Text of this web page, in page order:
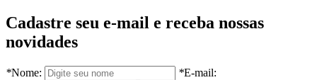
Cadastre seu e-mail e receba nossas
novidades
*Nome: *E-mail: